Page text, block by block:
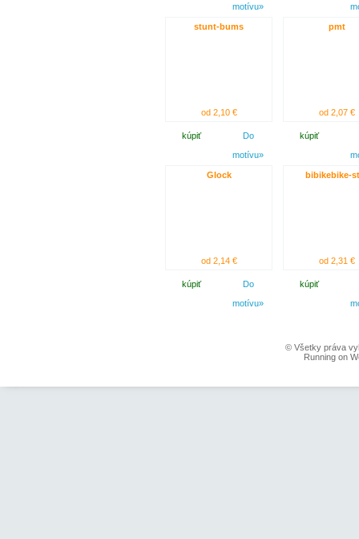
motívu»
stunt-bums
od 2,10 €
kúpiť
Do
motívu»
pmt
od 2,07 €
kúpiť
Glock
od 2,14 €
kúpiť
Do
motívu»
bibikebike-
od 2,31 €
kúpiť
© Všetky práva
Running on